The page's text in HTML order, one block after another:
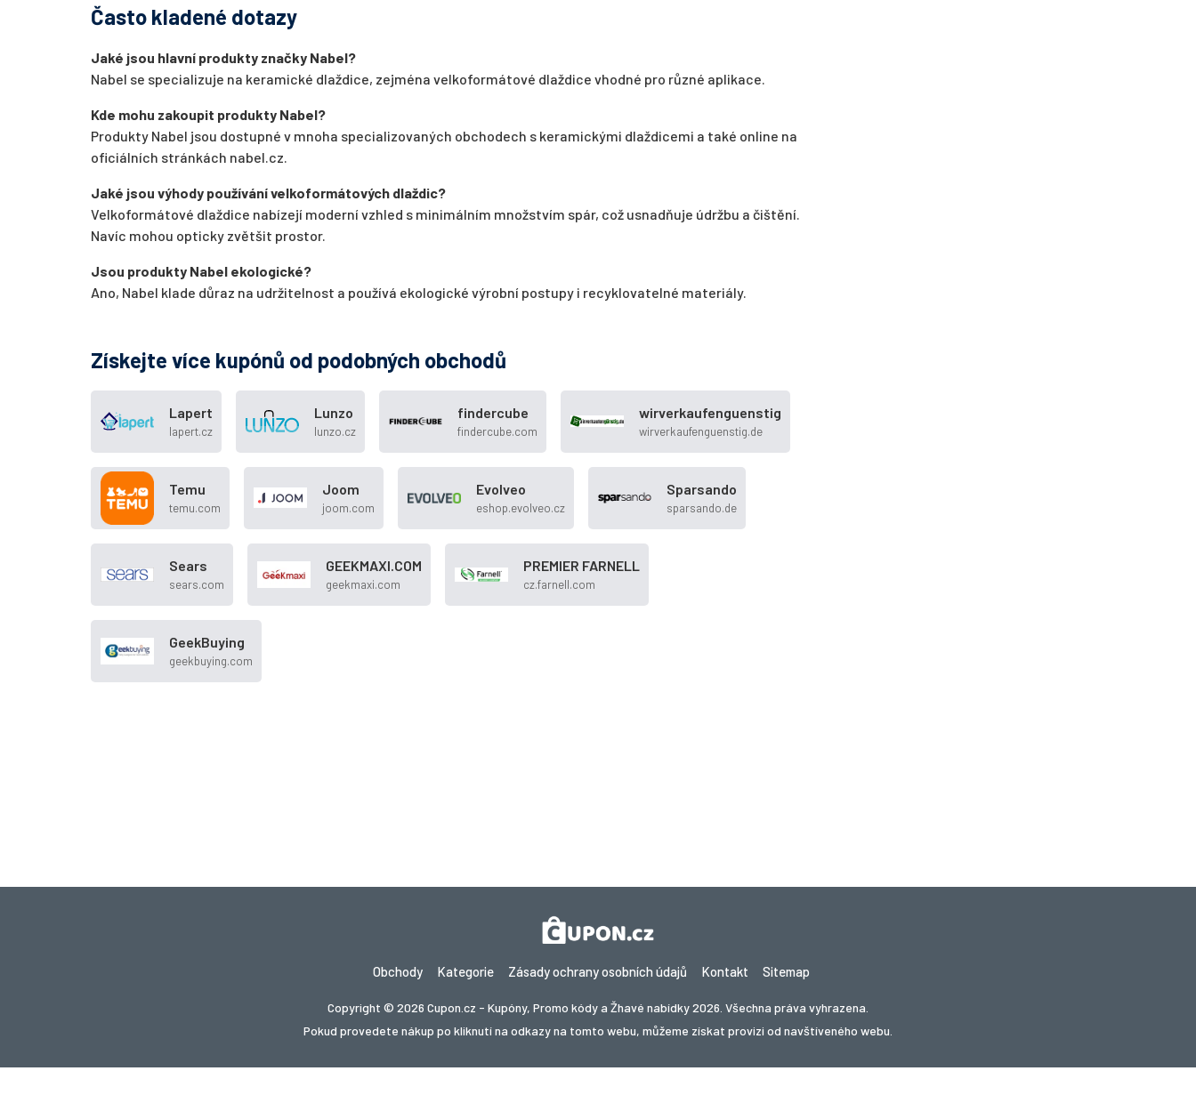
Často kladené dotazy
Jaké jsou hlavní produkty značky Nabel?
Nabel se specializuje na keramické dlaždice, zejména velkoformátové dlaždice vhodné pro různé aplikace.
Kde mohu zakoupit produkty Nabel?
Produkty Nabel jsou dostupné v mnoha specializovaných obchodech s keramickými dlaždicemi a také online na
oficiálních stránkách nabel.cz.
Jaké jsou výhody používání velkoformátových dlaždic?
Velkoformátové dlaždice nabízejí moderní vzhled s minimálním množstvím spár, což usnadňuje údržbu a čištění.
Navíc mohou opticky zvětšit prostor.
Jsou produkty Nabel ekologické?
Ano, Nabel klade důraz na udržitelnost a používá ekologické výrobní postupy i recyklovatelné materiály.
Získejte více kupónů od podobných obchodů
Lapert
lapert.cz
Lunzo
lunzo.cz
findercube
findercube.com
wirverkaufenguenstig
wirverkaufenguenstig.de
Temu
temu.com
Joom
joom.com
Evolveo
eshop.evolveo.cz
Sparsando
sparsando.de
Sears
sears.com
GEEKMAXI.COM
geekmaxi.com
PREMIER FARNELL
cz.farnell.com
GeekBuying
geekbuying.com
Obchody Kategorie Zásady ochrany osobních údajů Kontakt Sitemap
Copyright © 2026 Cupon.cz - Kupóny, Promo kódy a Žhavé nabídky 2026. Všechna práva vyhrazena.
Pokud provedete nákup po kliknutí na odkazy na tomto webu, můžeme získat provizi od navštíveného webu.